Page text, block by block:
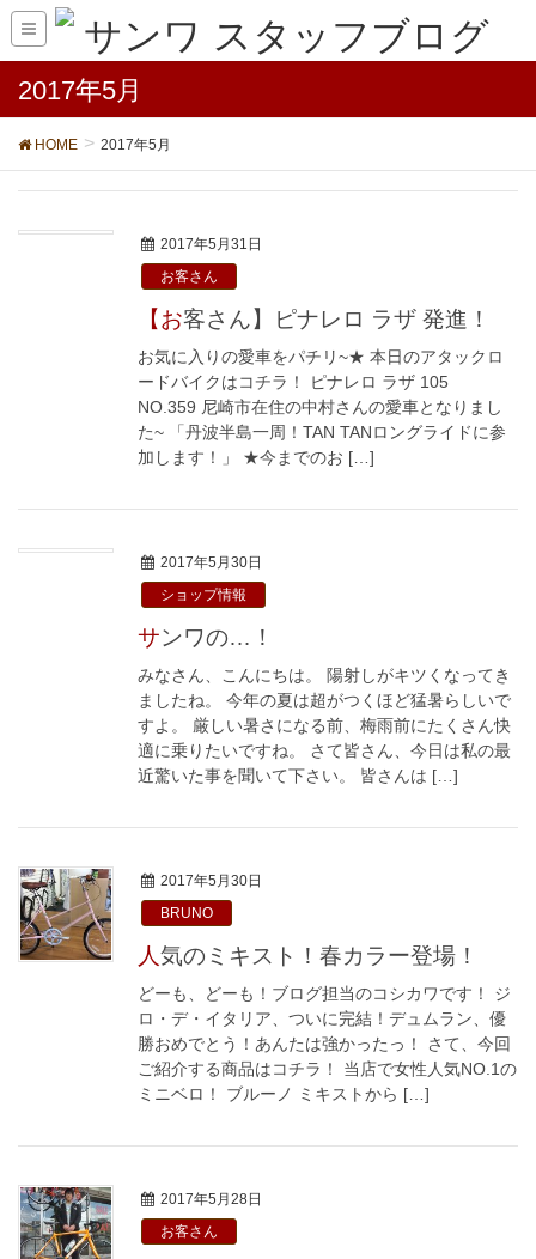
2017年5月
HOME 2017年5月
2017年5月31日
お客さん
【お客さん】ピナレロ ラザ 発進！
お気に入りの愛車をパチリ~★ 本日のアタックロ
ードバイクはコチラ！ ピナレロ ラザ 105
NO.359 尼崎市在住の中村さんの愛車となりまし
た~ 「丹波半島一周！TAN TANロングライドに参
加します！」 ★今までのお […]
2017年5月30日
ショップ情報
サンワの…！
みなさん、こんにちは。 陽射しがキツくなってき
ましたね。 今年の夏は超がつくほど猛暑らしいで
すよ。 厳しい暑さになる前、梅雨前にたくさん快
適に乗りたいですね。 さて皆さん、今日は私の最
近驚いた事を聞いて下さい。 皆さんは […]
2017年5月30日
BRUNO
人気のミキスト！春カラー登場！
どーも、どーも！ブログ担当のコシカワです！ ジ
ロ・デ・イタリア、ついに完結！デュムラン、優
勝おめでとう！あんたは強かったっ！ さて、今回
ご紹介する商品はコチラ！ 当店で女性人気NO.1の
ミニベロ！ ブルーノ ミキストから […]
2017年5月28日
お客さん